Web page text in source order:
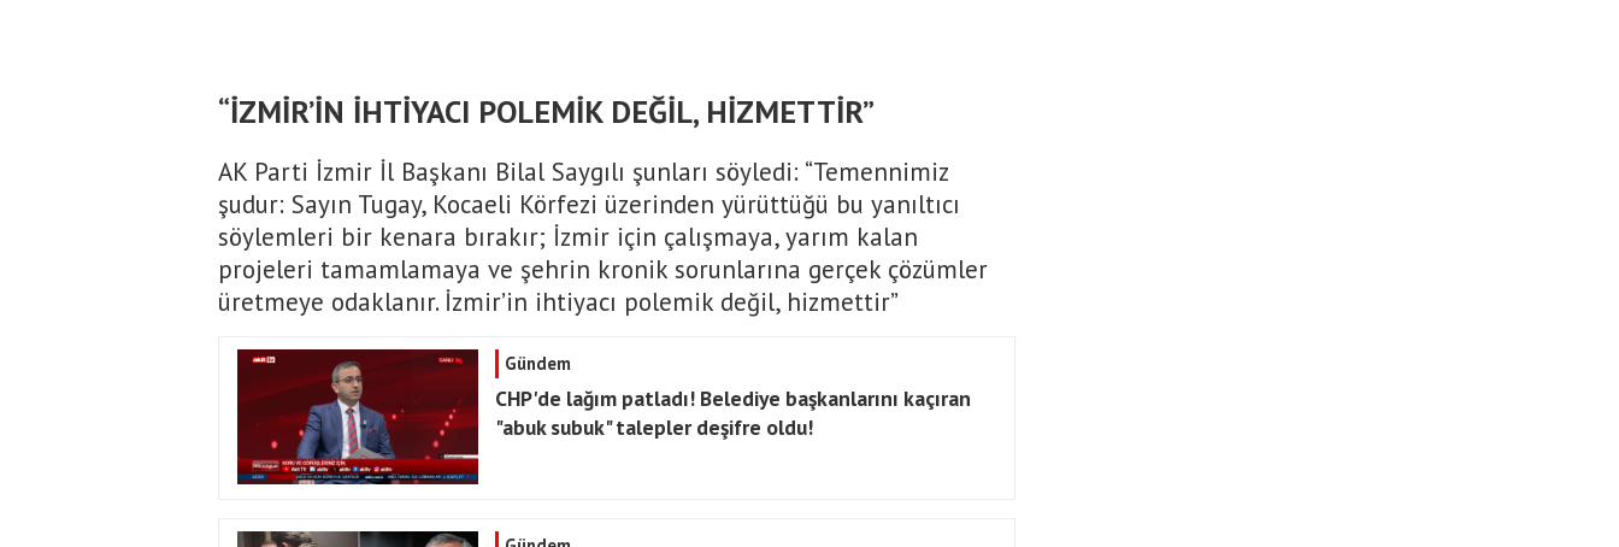
“İZMİR’İN İHTİYACI POLEMİK DEĞİL, HİZMETTİR”
AK Parti İzmir İl Başkanı Bilal Saygılı şunları söyledi: “Temennimiz
şudur: Sayın Tugay, Kocaeli Körfezi üzerinden yürüttüğü bu yanıltıcı
söylemleri bir kenara bırakır; İzmir için çalışmaya, yarım kalan
projeleri tamamlamaya ve şehrin kronik sorunlarına gerçek çözümler
üretmeye odaklanır. İzmir’in ihtiyacı polemik değil, hizmettir”
Gündem
CHP'de lağım patladı! Belediye başkanlarını kaçıran
"abuk subuk" talepler deşifre oldu!